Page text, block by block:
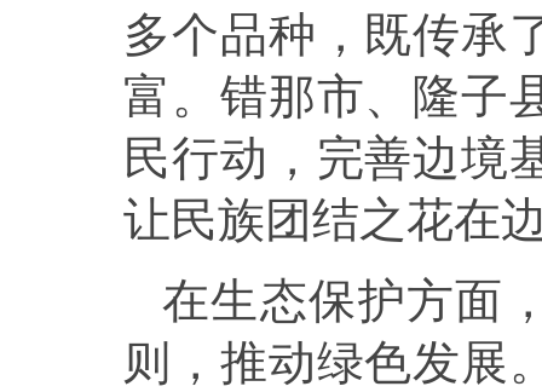
多个品种，既传承
富。错那市、隆子
民行动，完善边境
让民族团结之花在
在生态保护方面
则，推动绿色发展